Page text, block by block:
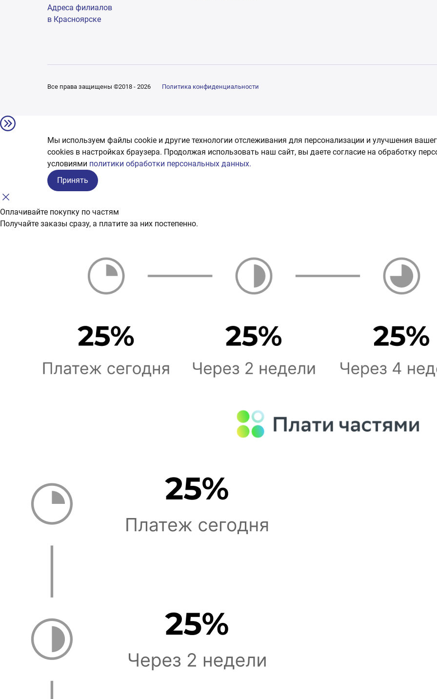
Адреса филиалов
в Красноярске
Все права защищены ©2018 - 2026 Политика конфиденциальности
Мы используем файлы cookie и другие технологии отслеживания для персонализации и улучшения
сookies в настройках браузера. Продолжая использовать наш сайт, вы даете согласие на обработку
условиями политики обработки персональных данных.
Принять
Оплачивайте покупку по частям
Получайте заказы сразу, а платите за них постепенно.